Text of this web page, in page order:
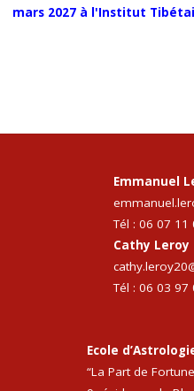
mars 2027 à l'Institut
Emmanuel
Tél : 06 07 11
Cathy Leroy
Tél : 06 03 97
Ecole
“La Part de